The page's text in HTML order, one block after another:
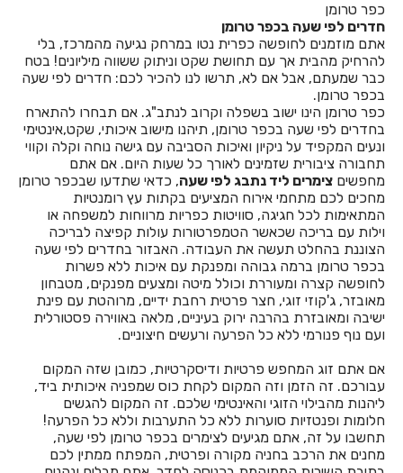
חדרים לפי שעה בבית אלעזרי
חדרים לפי שעה בבית אלפא
חדרים לפי שעה בבית ג'אן
חדרים לפי שעה בבית דגן
חדרים לפי שעה בבית הלל
חדרים לפי שעה בבית חרות
חדרים לפי שעה בבית יהושע
חדרים לפי שעה בבית ינאי
חדרים לפי שעה בבית לחם הגלילית
חדרים לפי שעה בבית ליד
חדרים לפי שעה בבית נחמיה
חדרים לפי שעה בבית עזרא
חדרים לפי שעה בבית עריף
חדרים לפי שעה בבית קמה
כפר טרומן
חדרים לפי שעה בכפר טרומן
אתם מוזמנים לחופשה כפרית נטו במרחק נגיעה מהמרכז, בלי
להרחיק מהבית אך עם תחושת שקט וניתוק ששווה מיליונים! בטח
כבר שמעתם, אבל אם לא, תרשו לנו להכיר לכם: חדרים לפי שעה
בכפר טרומן.
כפר טרומן הינו ישוב בשפלה וקרוב לנתב"ג. אם תבחרו להתארח
בחדרים לפי שעה בכפר טרומן, תיהנו מישוב איכותי, שקט,אינטימי
ונעים המקפיד על ניקיון ואיכות הסביבה עם גישה נוחה וקלה וקווי
תחבורה ציבורית שזמינים לאורך כל שעות היום. אם אתם
מחפשים צימרים ליד נתבג לפי שעה, כדאי שתדעו שבכפר טרומן
מחכים לכם מתחמי אירוח המציעים בקתות עץ רומנטיות
המתאימות לכל חגיגה, סוויטות כפריות מרווחות למשפחה או
וילות עם בריכה שכאשר הטמפרטורות עולות קפיצה לבריכה
הצוננת בהחלט תעשה את העבודה. האבזור בחדרים לפי שעה
בכפר טרומן ברמה גבוהה ומפנקת עם איכות ללא פשרות
לחופשה קצרה ומעוררת וכולל מיטה ומצעים מפנקים, מטבחון
מאובזר, ג'קוזי זוגי, חצר פרטית רחבת ידיים, מרוהטת עם פינת
ישיבה ומאובזרת בהרבה ירוק בעיניים, מלאה באווירה פסטורלית
ועם נוף פנורמי ללא כל הפרעה ורעשים חיצוניים.
אם אתם זוג המחפש פרטיות ודיסקרטיות, כמובן שזה המקום
עבורכם. זה הזמן וזה המקום לקחת כוס שמפניה איכותית ביד,
ליהנות מהבילוי הזוגי והאינטימי שלכם. זה המקום להגשים
חלומות ופנטזיות סוערות ללא כל התערבות וללא כל הפרעה!
תחשבו על זה, אתם מגיעים לצימרים בכפר טרומן לפי שעה,
מחנים את הרכב בחניה מקורה ופרטית, המפתח ממתין לכם